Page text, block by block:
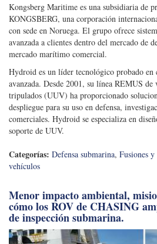
Kongsberg Maritime es una subsidiaria de
KONGSBERG, una corporación
con sede en Noruega. El grupo ofrece
avanzada a clientes dentro del mercado de
mercado marítimo comercial.
Hydroid es un líder tecnológico probado en
avanzada. Desde 2001, su línea REMUS
tripulados (UUV) ha proporcionado
despliegue para su uso en defensa,
comerciales. Hydroid se especializa en
soporte de UUV.
Categorías: Defensa submarina, Fusiones
vehículos
Menor impacto ambiental,
cómo los ROV de CHASING
de inspección submarina.